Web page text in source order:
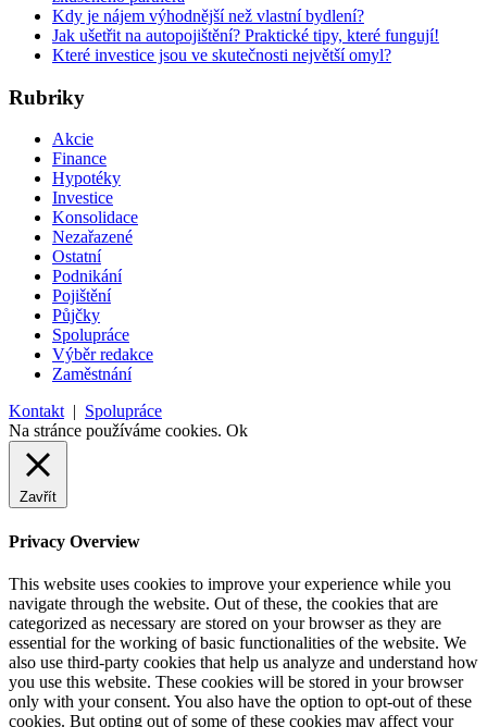
Kdy je nájem výhodnější než vlastní bydlení?
Jak ušetřit na autopojištění? Praktické tipy, které fungují!
Které investice jsou ve skutečnosti největší omyl?
Rubriky
Akcie
Finance
Hypotéky
Investice
Konsolidace
Nezařazené
Ostatní
Podnikání
Pojištění
Půjčky
Spolupráce
Výběr redakce
Zaměstnání
Kontakt| Spolupráce
Na stránce používáme cookies. Ok
Zavřít
Privacy Overview
This website uses cookies to improve your experience while you
navigate through the website. Out of these, the cookies that are
categorized as necessary are stored on your browser as they are
essential for the working of basic functionalities of the website. We
also use third-party cookies that help us analyze and understand how
you use this website. These cookies will be stored in your browser
only with your consent. You also have the option to opt-out of these
cookies. But opting out of some of these cookies may affect your